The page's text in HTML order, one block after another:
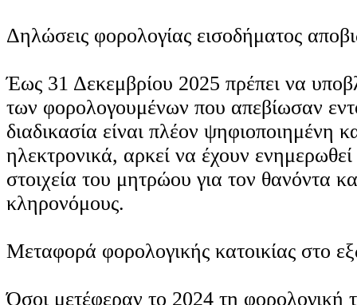
Δηλώσεις φορολογίας εισοδήματος
Έως 31 Δεκεμβρίου 2025 πρέπει να
των φορολογουμένων που απεβίωσαν
διαδικασία είναι πλέον ψηφιοποιημένη
ηλεκτρονικά, αρκεί να έχουν
στοιχεία του μητρώου για τον θανόντα
κληρονόμους.
Μεταφορά φορολογικής κατοικίας στο
Όσοι μετέφεραν το 2024 τη φορολογική